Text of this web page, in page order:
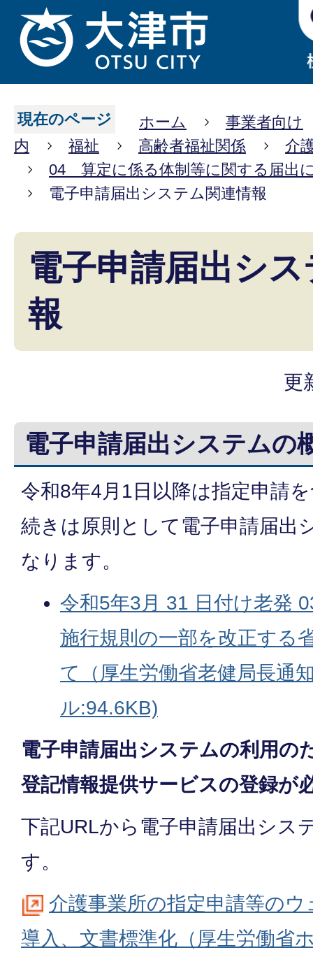
現在のページ ホーム
事業者向け
内
福祉 高齢者福祉関係
介
04 算定に係る体制等に関する届出
電子申請届出システム関連情報
電子申請届出シ
報
更
電子申請届出システムの
令和8年4月1日以降は指定申請
続きは原則として電子申請届出
なります。
令和5年3月 31 日付け老発
施行規則の一部を改正する
て（厚生労働省老健局長通
ル:94.6KB)
電子申請届出システムの利用の
登記情報提供サービスの登録が
下記URLから電子申請届出シス
す。
介護事業所の指定申請等の
導⼊、文書標準化（厚生労働省